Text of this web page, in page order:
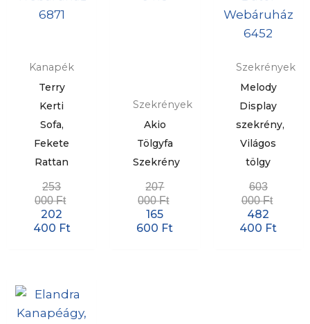
Kanapék
Terry
Kerti
Sofa,
Fekete
Rattan
253
000Ft
202
400 Ft
Szekrények
Akio
Tölgyfa
Szekrény
207
000Ft
165
600 Ft
Szekrények
Melody
Display
szekrény,
Világos
tölgy
603
000Ft
482
400 Ft